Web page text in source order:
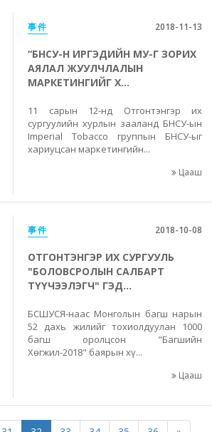
事件 2018-11-13
“БНСУ-Н ИРГЭДИЙН МУ-Г ЗОРИХ
АЯЛАЛ ЖУУЛЧЛАЛЫН
МАРКЕТИНГИЙГ Х...
11 сарын 12-нд Отгонтэнгэр их
сургуулийн хурлын зааланд БНСУ-ын
Imperial Tobacco группын БНСУ-ыг
хариуцсан маркетингийн...
Цааш
事件 2018-10-08
ОТГОНТЭНГЭР ИХ СУРГУУЛЬ
"БОЛОВСРОЛЫН САЛБАРТ
ТҮҮЧЭЭЛЭГЧ" ГЭД...
БСШУСЯ-наас Монголын багш нарын
52 дахь жилийг тохиолдуулан 1000
багш оролцсон "Багшийн
Хөгжил-2018" баярын хү...
Цааш